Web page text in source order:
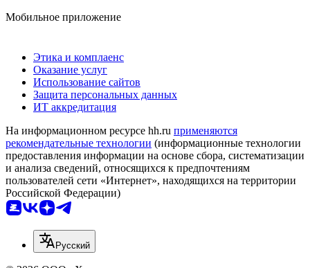
Мобильное приложение
Этика и комплаенс
Оказание услуг
Использование сайтов
Защита персональных данных
ИТ аккредитация
На информационном ресурсе hh.ru применяются
рекомендательные технологии (информационные технологии
предоставления информации на основе сбора, систематизации
и анализа сведений, относящихся к предпочтениям
пользователей сети «Интернет», находящихся на территории
Российской Федерации)
Русский